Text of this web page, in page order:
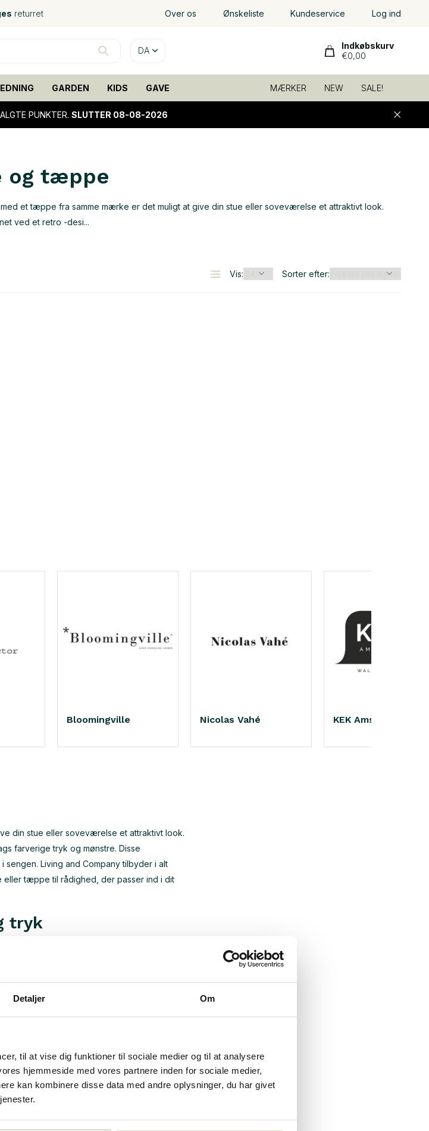
Detaljer Om
til at vise dig funktioner til sociale medier og til at analysere
hjemmeside med vores partnere inden for sociale medier,
kan kombinere disse data med andre oplysninger, du har givet
returret Over os Ønskeliste Kundeservice Log ind
DA
Indkøbskurv
€0,00
GARDEN KIDS GAVE MÆRKER NEW SALE!
PUNKTER. SLUTTER 08-08-2026
og tæppe
et tæppe fra samme mærke er det muligt at give din stue eller soveværelse et attraktivt look.
ved et retro -desi...
Vis: Sorter efter:
Bloomingville Nicolas Vahé KEK Amsterdam
din stue eller soveværelse et attraktivt look.
farverige tryk og mønstre. Disse
Living and Company tilbyder i alt
eller tæppe til rådighed, der passer ind i dit
tryk
af HKliving har faktisk mere end forstået
eksempel er det muligt at vælge en HKliving-
dog kun et enkelt eksempel, og i vores
, polyester- eller silkepuder. Så vælg
muligt, at dette skyldes, at du ikke bruger
du venter selvfølgelig ikke på dette.
forskellige sædehynder i vores sortiment,
og bringe dem indendørs om aftenen, da